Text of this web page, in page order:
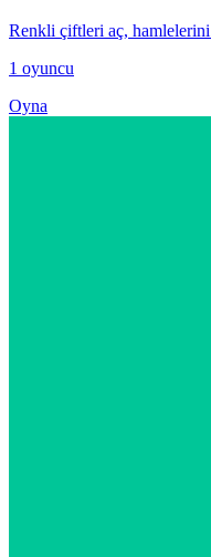
Renkli çiftleri aç,
1 oyuncu
Oyna